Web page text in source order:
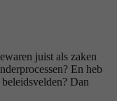
juist als zaken
En heb
Dan